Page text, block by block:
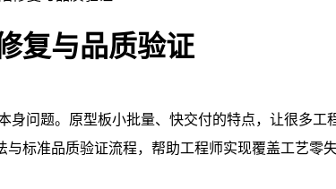
复与品质验证
身问题。原型板小批量、快交付的特点，让很多
标准品质验证流程，帮助工程师实现覆盖工艺零失